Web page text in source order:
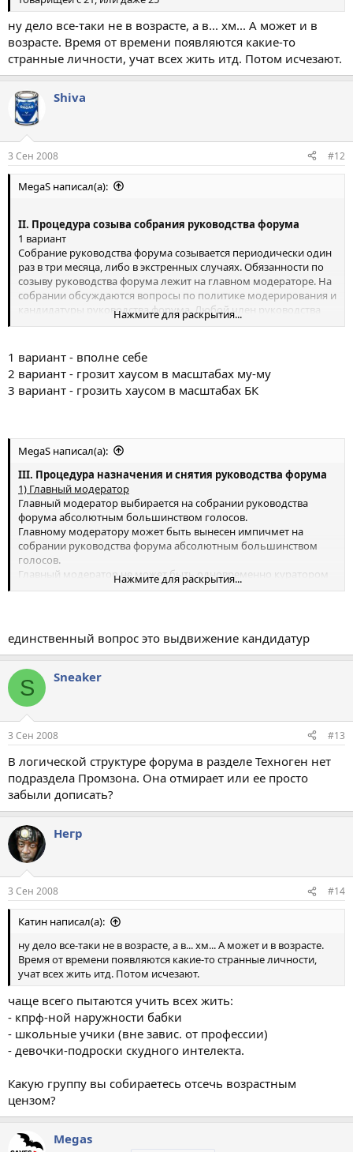
ну дело все-таки не в возрасте, а в... хм... А может и в
возрасте. Время от времени появляются какие-то
странные личности, учат всех жить итд. Потом исчезают.
Shiva
3 Сен 2008 #12
MegaS написал(а):
II. Процедура созыва собрания руководства форума
1 вариант
Собрание руководства форума созывается периодически один
раз в три месяца, либо в экстренных случаях. Обязанности по
созыву руководства форума лежит на главном модераторе. На
собрании обсуждаются вопросы по политике модерирования и
кандидатуры руководства форума. Любой член руководства
форума может лично пригласить на собрание одного
присутствующие на собрании форума люди имеют одинаковое
право слова и голоса.
2 вариант
Собрание руководство форума проводится на Пати caves.ru
Любой участник форума имеет право прийти на собрание. При
этом все присутствующие на собрании форума люди имеют
3 вариант
Собрание руководство форума проводится в каменоломни
Съяны в Большом колоннике один раз в пол года. На собрании
обсуждаются вопросы по политике модерирования и
кандидатуры руководства форума. Любой участник форума
имеет право прийти на собрание. При этом все
присутствующие на собрании форума люди имеют одинаковое
право слова и голоса.
Нажмите для раскрытия...
1 вариант - вполне себе
2 вариант - грозит хаусом в масштабах му-му
3 вариант - грозить хаусом в масштабах БК
MegaS написал(а):
III. Процедура назначения и снятия руководства форума
1) Главный модератор
Главный модератор выбирается на собрании руководства
форума абсолютным большинством голосов.
Главному модератору может быть вынесен импичмет на
собрании руководства форума абсолютным большинством
голосов.
Главный модератор не может быть одновременно куратором
группы раздела, либо модератором.
Нажмите для раскрытия...
единственный вопрос это выдвижение кандидатур
S Sneaker
3 Сен 2008 #13
В логической структуре форума в разделе Техноген нет
подраздела Промзона. Она отмирает или ее просто
забыли дописать?
Негр
3 Сен 2008 #14
Катин написал(а):
ну дело все-таки не в возрасте, а в... хм... А может и в возрасте.
Время от времени появляются какие-то странные личности,
учат всех жить итд. Потом исчезают.
чаще всего пытаются учить всех жить:
- кпрф-ной наружности бабки
- школьные учики (вне завис. от профессии)
- девочки-подроски скудного интелекта.
Какую группу вы собираетесь отсечь возрастным
цензом?
Megas